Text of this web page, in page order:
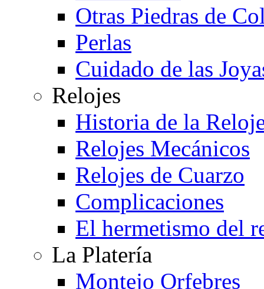
Otras Piedras de
Perlas
Cuidado de las
Relojes
Historia de la
Relojes Mecánicos
Relojes de Cuarzo
Complicaciones
El hermetismo del
La Platería
Montejo Orfebres